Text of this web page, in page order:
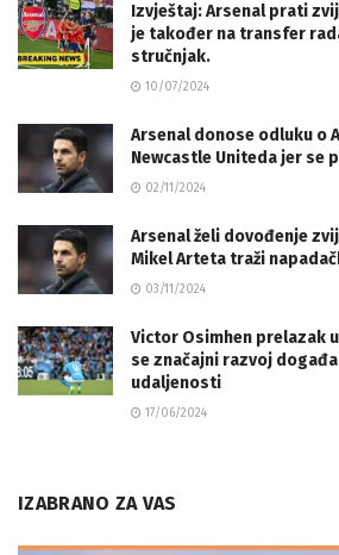
Izvještaj: Arsenal prati
je također na transfer
stručnjak.
10/07/2024
Arsenal donose odluku o
Newcastle Uniteda jer se
02/11/2024
Arsenal želi dovođenje
Mikel Arteta traži
03/11/2024
Victor Osimhen prelazak
se značajni razvoj
udaljenosti
17/06/2024
IZABRANO ZA VAS